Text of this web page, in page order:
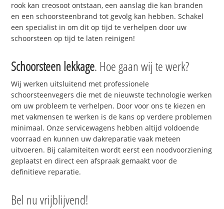
rook kan creosoot ontstaan, een aanslag die kan branden
en een schoorsteenbrand tot gevolg kan hebben. Schakel
een specialist in om dit op tijd te verhelpen door uw
schoorsteen op tijd te laten reinigen!
Schoorsteen lekkage. Hoe gaan wij te werk?
Wij werken uitsluitend met professionele
schoorsteenvegers die met de nieuwste technologie werken
om uw probleem te verhelpen. Door voor ons te kiezen en
met vakmensen te werken is de kans op verdere problemen
minimaal. Onze servicewagens hebben altijd voldoende
voorraad en kunnen uw dakreparatie vaak meteen
uitvoeren. Bij calamiteiten wordt eerst een noodvoorziening
geplaatst en direct een afspraak gemaakt voor de
definitieve reparatie.
Bel nu vrijblijvend!